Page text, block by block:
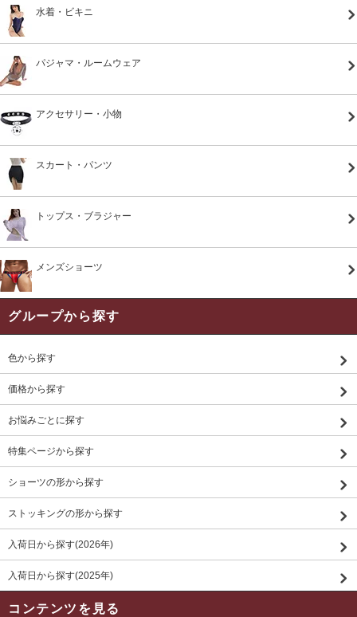
水着・ビキニ
パジャマ・ルームウェア
アクセサリー・小物
スカート・パンツ
トップス・ブラジャー
メンズショーツ
グループから探す
色から探す
価格から探す
お悩みごとに探す
特集ページから探す
ショーツの形から探す
ストッキングの形から探す
入荷日から探す(2026年)
入荷日から探す(2025年)
コンテンツを見る